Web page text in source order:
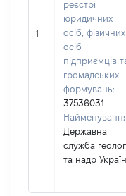
1
реєстрі
юридичних
осіб, фізичних
осіб –
підприємців
громадських
формувань:
37536031
Державна
служба
та надр